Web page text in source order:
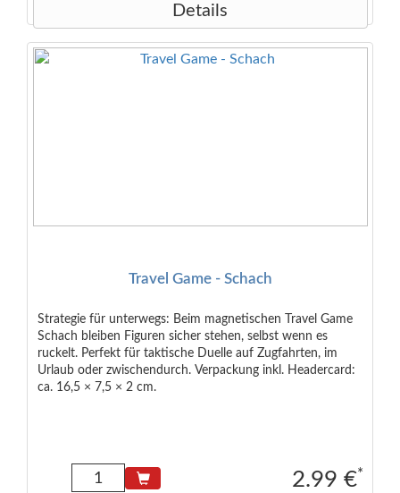
Details
Travel Game - Schach
Strategie für unterwegs: Beim magnetischen Travel Game
Schach bleiben Figuren sicher stehen, selbst wenn es
ruckelt. Perfekt für taktische Duelle auf Zugfahrten, im
Urlaub oder zwischendurch. Verpackung inkl. Headercard:
ca. 16,5 × 7,5 × 2 cm.
2.99 €*